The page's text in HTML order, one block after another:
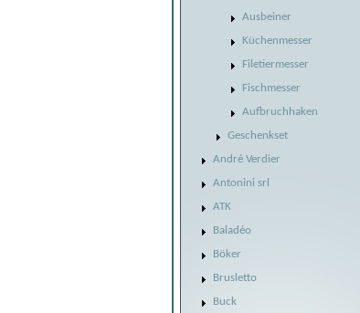
Ausbeiner
Küchenmesser
Filetiermesser
Fischmesser
Aufbruchhaken
Geschenkset
André Verdier
Antonini srl
ATK
Baladéo
Böker
Brusletto
Buck